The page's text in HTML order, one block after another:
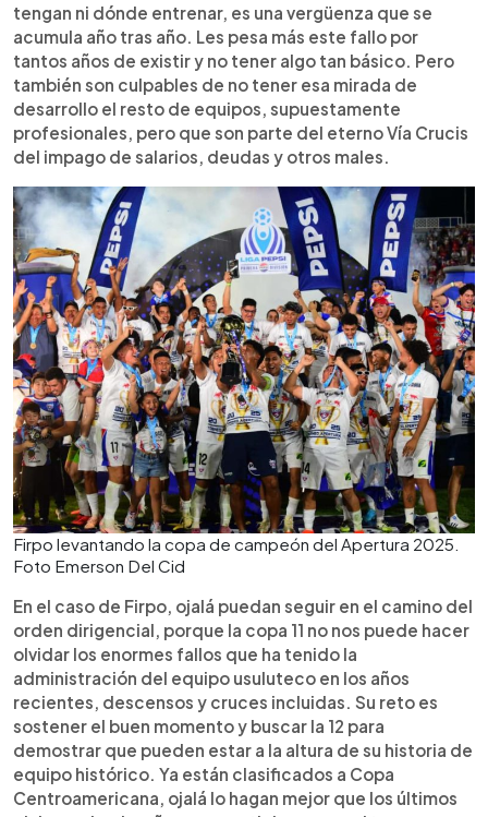
tengan ni dónde entrenar, es una vergüenza que se
acumula año tras año. Les pesa más este fallo por
tantos años de existir y no tener algo tan básico. Pero
también son culpables de no tener esa mirada de
desarrollo el resto de equipos, supuestamente
profesionales, pero que son parte del eterno Vía Crucis
del impago de salarios, deudas y otros males.
Firpo levantando la copa de campeón del Apertura 2025.
Foto Emerson Del Cid
En el caso de Firpo, ojalá puedan seguir en el camino del
orden dirigencial, porque la copa 11 no nos puede hacer
olvidar los enormes fallos que ha tenido la
administración del equipo usuluteco en los años
recientes, descensos y cruces incluidas. Su reto es
sostener el buen momento y buscar la 12 para
demostrar que pueden estar a la altura de su historia de
equipo histórico. Ya están clasificados a Copa
Centroamericana, ojalá lo hagan mejor que los últimos